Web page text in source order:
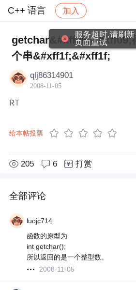
C++ 语言 加入
社区 C++ 语言 帖子详情
getchar&#xff08;&#xff09;
个串&#xff1f;&#xff1f;
qlj86314901
2008-11-05
RT
给本帖投票
205 6 打赏
全部评论
luojc714
函数的原型为
int getchar();
所以返回的是一个整型数。
2008-11-05
服务超时,请刷新
页面重试